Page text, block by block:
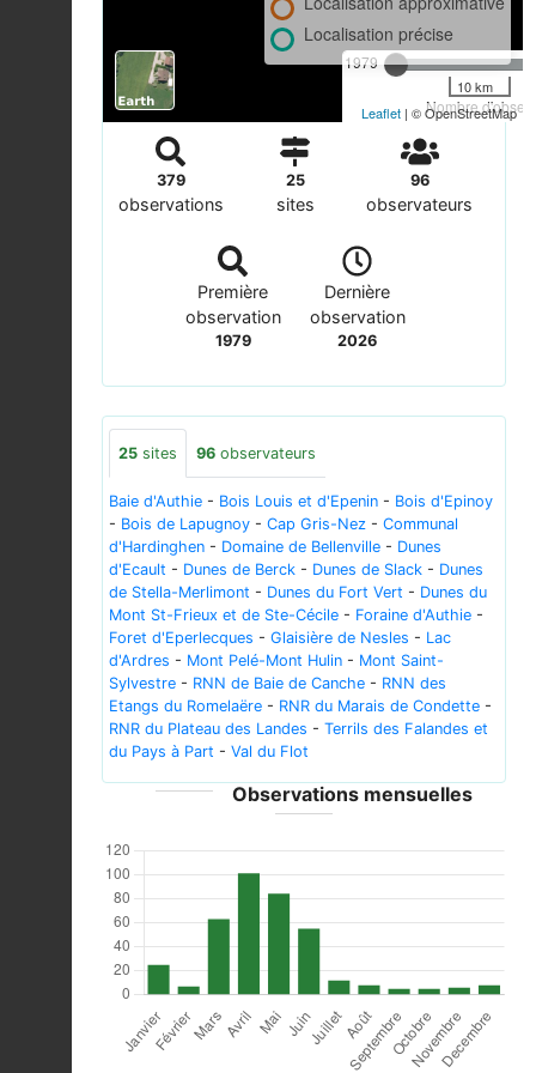
1979
Nombre
Localisation précise
10 km
Leaflet | © OpenStreetMap
379
observations
25
sites
96
observateurs
Première
observation
1979
Dernière
observation
2026
25 sites 96 observateurs
Baie d'Authie - Bois Louis et d'Epenin - Bois d'Epinoy
- Bois de Lapugnoy - Cap Gris-Nez - Communal
d'Hardinghen - Domaine de Bellenville - Dunes
d'Ecault - Dunes de Berck - Dunes de Slack - Dunes
de Stella-Merlimont - Dunes du Fort Vert - Dunes du
Mont St-Frieux et de Ste-Cécile - Foraine d'Authie -
Foret d'Eperlecques - Glaisière de Nesles - Lac
d'Ardres - Mont Pelé-Mont Hulin - Mont Saint-
Sylvestre - RNN de Baie de Canche - RNN des
Etangs du Romelaëre - RNR du Marais de Condette -
RNR du Plateau des Landes - Terrils des Falandes et
du Pays à Part - Val du Flot
Observations mensuelles